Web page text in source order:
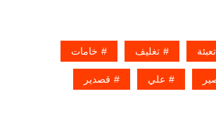
تعبئة تغليف خامات
علي قصدير